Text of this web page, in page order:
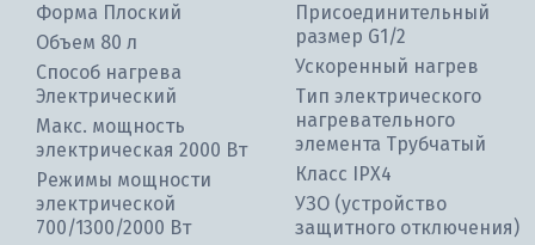
Форма Плоский
Объем 80 л
Способ нагрева
Электрический
Макс. мощность
электрическая 2000 Вт
Режимы мощности
электрической
700/1300/2000 Вт
Присоединительный
размер G1/2
Ускоренный нагрев
Тип электрического
нагревательного
элемента Трубчатый
Класс IPX4
УЗО (устройство
защитного отключения)